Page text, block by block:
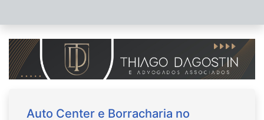
Auto Center e Borracharia no